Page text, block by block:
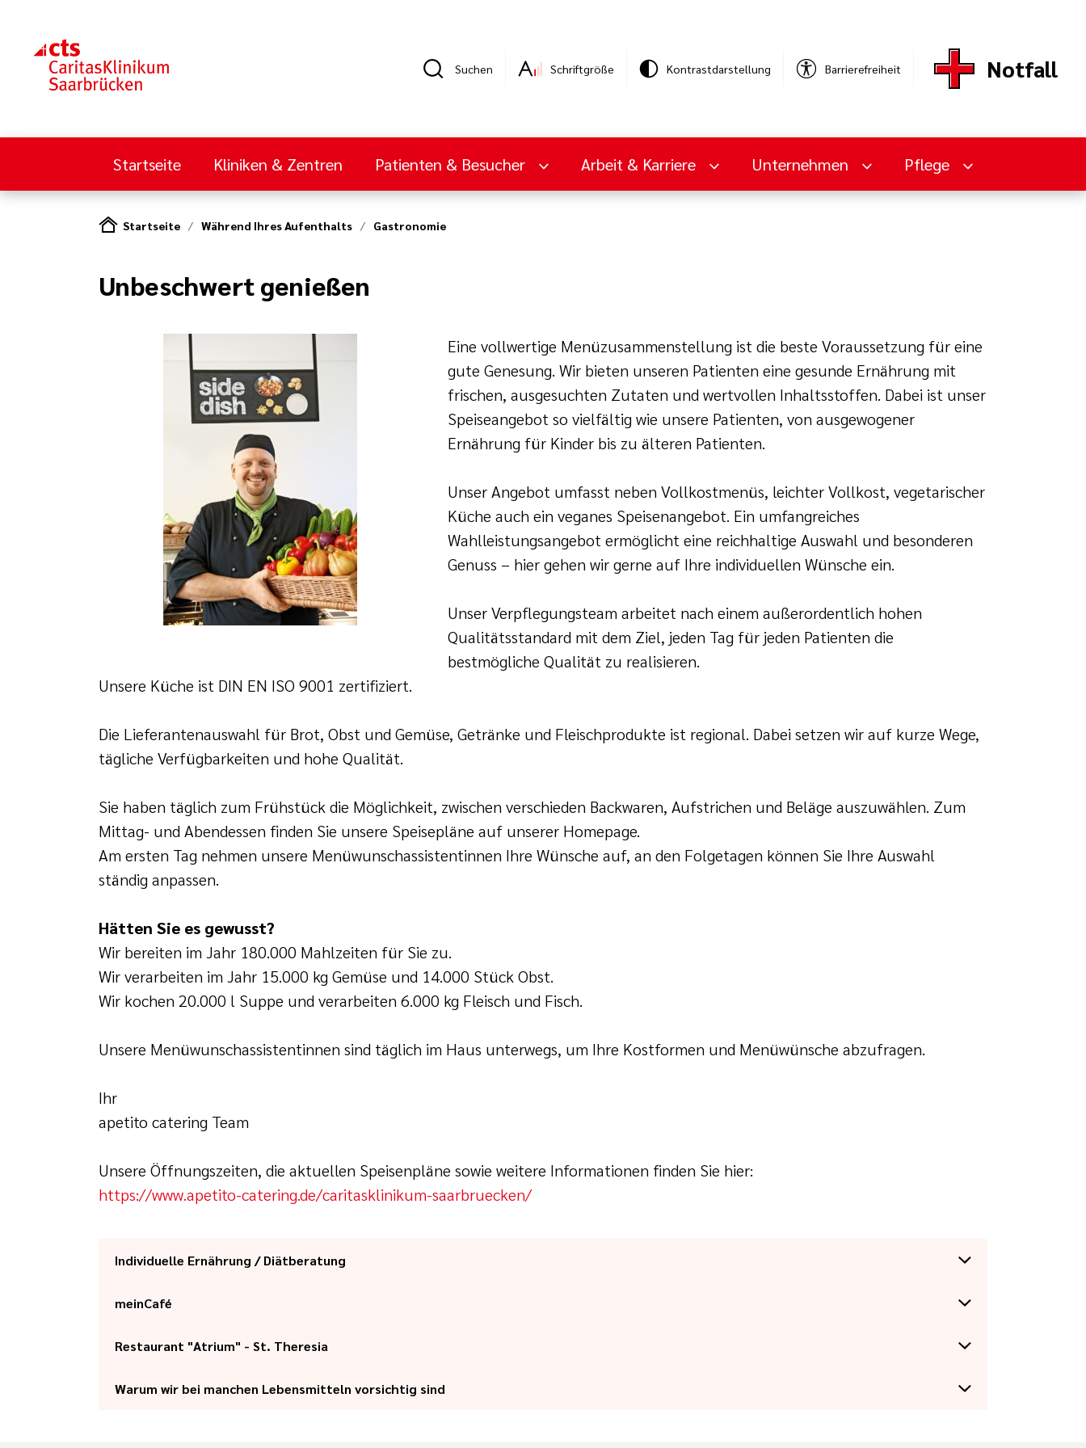
Suchen Schriftgröße Kontrastdarstellung Barrierefreiheit Notfall
Startseite Kliniken & Zentren Patienten & Besucher Arbeit & Karriere Unternehmen Pflege
Startseite Während Ihres Aufenthalts Gastronomie
Unbeschwert genießen
Eine vollwertige Menüzusammenstellung ist die beste Voraussetzung für eine
gute Genesung. Wir bieten unseren Patienten eine gesunde Ernährung mit
frischen, ausgesuchten Zutaten und wertvollen Inhaltsstoffen. Dabei ist unser
Speiseangebot so vielfältig wie unsere Patienten, von ausgewogener
Ernährung für Kinder bis zu älteren Patienten.
Unser Angebot umfasst neben Vollkostmenüs, leichter Vollkost, vegetarischer
Küche auch ein veganes Speisenangebot. Ein umfangreiches
Wahlleistungsangebot ermöglicht eine reichhaltige Auswahl und besonderen
Genuss – hier gehen wir gerne auf Ihre individuellen Wünsche ein.
Unser Verpflegungsteam arbeitet nach einem außerordentlich hohen
Qualitätsstandard mit dem Ziel, jeden Tag für jeden Patienten die
bestmögliche Qualität zu realisieren.
Unsere Küche ist DIN EN ISO 9001 zertifiziert.
Die Lieferantenauswahl für Brot, Obst und Gemüse, Getränke und Fleischprodukte ist regional. Dabei setzen wir auf kurze Wege,
tägliche Verfügbarkeiten und hohe Qualität.
Sie haben täglich zum Frühstück die Möglichkeit, zwischen verschieden Backwaren, Aufstrichen und Beläge auszuwählen. Zum
Mittag- und Abendessen finden Sie unsere Speisepläne auf unserer Homepage.
Am ersten Tag nehmen unsere Menüwunschassistentinnen Ihre Wünsche auf, an den Folgetagen können Sie Ihre Auswahl
ständig anpassen.
Hätten Sie es gewusst?
Wir bereiten im Jahr 180.000 Mahlzeiten für Sie zu.
Wir verarbeiten im Jahr 15.000 kg Gemüse und 14.000 Stück Obst.
Wir kochen 20.000 l Suppe und verarbeiten 6.000 kg Fleisch und Fisch.
Unsere Menüwunschassistentinnen sind täglich im Haus unterwegs, um Ihre Kostformen und Menüwünsche abzufragen.
Ihr
apetito catering Team
Unsere Öffnungszeiten, die aktuellen Speisenpläne sowie weitere Informationen finden Sie hier:
https://www.apetito-catering.de/caritasklinikum-saarbruecken/
Individuelle Ernährung / Diätberatung
Link kopieren
Fructoseintoleranz.
Ein ganzheitliches Dysphagiemanagement ermöglicht eine sicherere und ausgewogene Ernährung bei Kau- und
meinCafé
Link kopieren
Restaurant "Atrium" - St. Theresia
Link kopieren
Warum wir bei manchen Lebensmitteln vorsichtig sind